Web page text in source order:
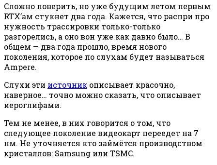
Сложно поверить, но уже будущим летом первым
RTX’ам стукнет два года. Кажется, что распри про
нужность трассировки только-только
разгорелись, а оно вон уже как давно было… В
общем — два года прошло, время нового
поколения, которое по слухам будет называться
Ampere.
Слухи эти источник описывает красочно,
наверное… точно можно сказать, что описывает
иероглифами.
Тем не менее, в них говорится о том, что
следующее поколение видеокарт переедет на 7
нм. Не уточняется кто займётся производством
кристаллов: Samsung или TSMC.